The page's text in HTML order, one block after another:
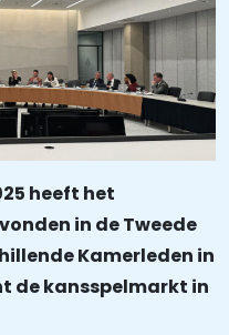
heeft het
in de Tweede
Kamerleden in
de kansspelmarkt in